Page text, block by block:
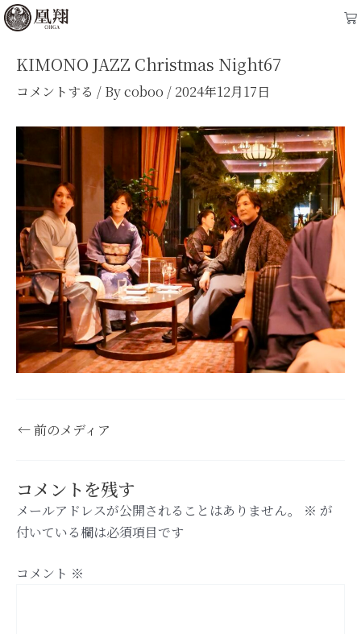
内
容
KIMONO JAZZ Christmas Night67
コメントする / Bycoboo / 2024年12月17日
Post
navigation
←前のメディア
コメントを残す
メールアドレスが公開されることはありません。 ※ が
付いている欄は必須項目です
コメント ※